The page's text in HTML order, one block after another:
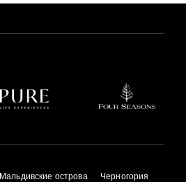
Мальдивские острова
Черногория